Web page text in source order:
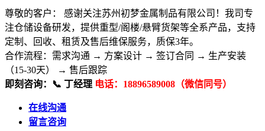
尊敬的客户： 感谢关注苏州初梦金属制品有限公司！我司专
注仓储设备研发，提供重型/阁楼/悬臂货架等全系产品，支持
定制、回收、租赁及售后维保服务，质保3年。
合作流程：​ 需求沟通 → 方案设计 → 签订合同 → 生产安装
（15-30天） → 售后跟踪
即刻咨询：​ 📞 丁经理 电话：18896589008（微信同号）
在线沟通
留言咨询